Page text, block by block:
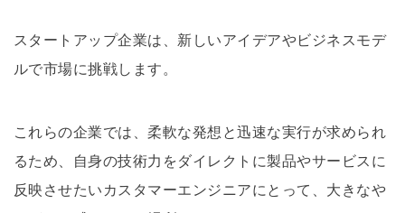
スタートアップ企業は、新しいアイデアやビジネスモデ
ルで市場に挑戦します。
これらの企業では、柔軟な発想と迅速な実行が求められ
るため、自身の技術力をダイレクトに製品やサービスに
反映させたいカスタマーエンジニアにとって、大きなや